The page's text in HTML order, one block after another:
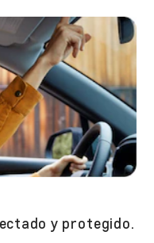
y protegido.